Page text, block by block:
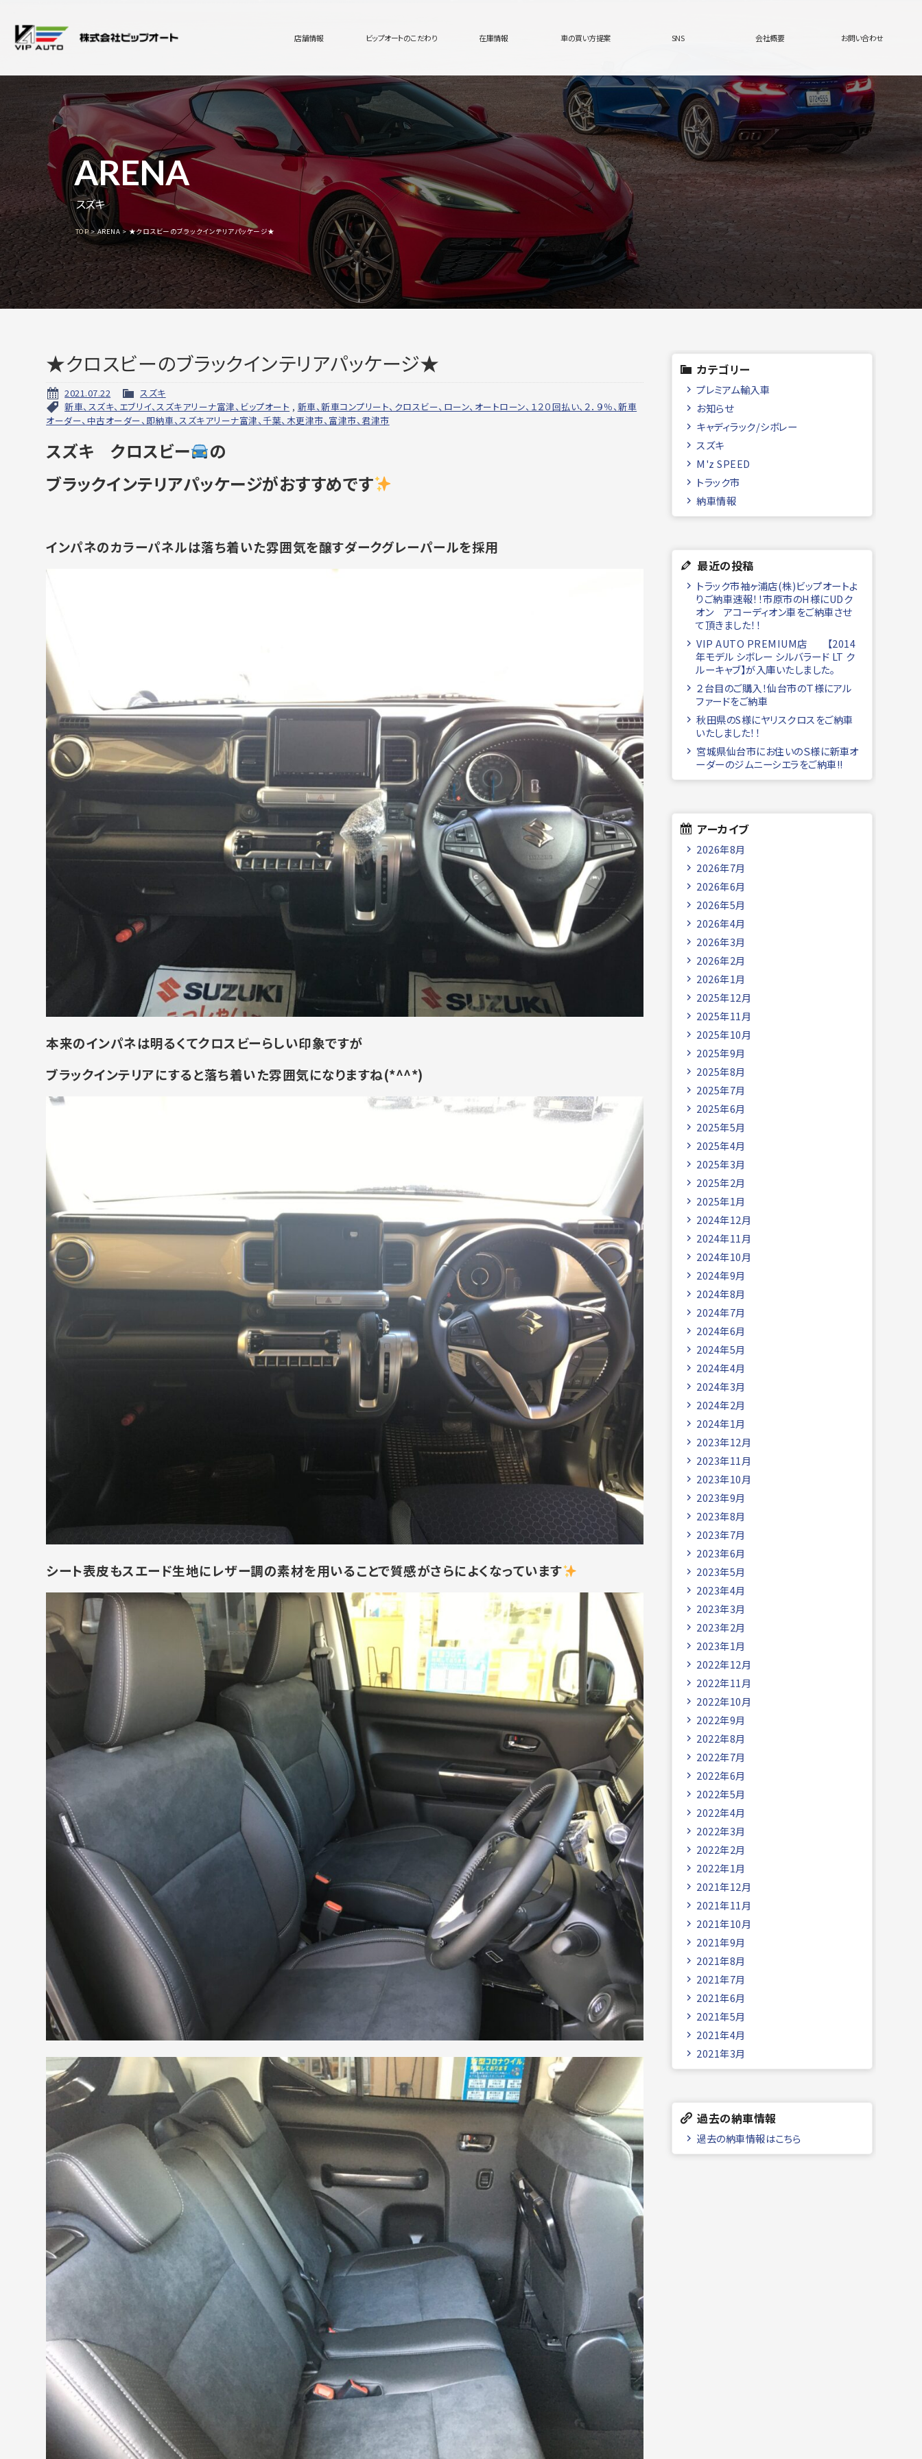
店舗情報 ビップオートのこだわり 在庫情報 車の買い方提案 SNS 会社概要 お問い合わせ
ARENA
スズキ
TOP ARENA ★クロスビーのブラックインテリアパッケージ★
★クロスビーのブラックインテリアパッケージ★
2021.07.22
スズキ
新車、スズキ、エブリイ、スズキアリーナ富津、ビップオート , 新車、新車コンプリート、クロスビー、ローン、オートローン、１２０回払い、２．９％、新車
オーダー、中古オーダー、即納車、スズキアリーナ富津、千葉、木更津市、富津市、君津市
スズキ クロスビー
の
ブラックインテリアパッケージがおすすめです
インパネのカラーパネルは落ち着いた雰囲気を醸すダークグレーパールを採用
本来のインパネは明るくてクロスビーらしい印象ですが
ブラックインテリアにすると落ち着いた雰囲気になりますね(*^^*)
シート表皮もスエード生地にレザー調の素材を用いることで質感がさらによくなっています
カテゴリー
プレミアム輸入車
お知らせ
キャディラック/シボレー
スズキ
M'z SPEED
トラック市
納車情報
最近の投稿
トラック市袖ヶ浦店(株)ビップオートよ
りご納車速報！！市原市のH様にUDク
オン アコーディオン車をご納車させ
て頂きました！！
VIP AUTO PREMIUM店 【2014
年モデル シボレー シルバラード LT ク
ルーキャブ】が入庫いたしました。
２台目のご購入！仙台市のＴ様にアル
ファードをご納車
秋田県のS様にヤリスクロスをご納車
いたしました！！
宮城県仙台市にお住いのＳ様に新車オ
ーダーのジムニーシエラをご納車!!
アーカイブ
2026年8月
2026年7月
2026年6月
2026年5月
2026年4月
2026年3月
2026年2月
2026年1月
2025年12月
2025年11月
2025年10月
2025年9月
2025年8月
2025年7月
2025年6月
2025年5月
2025年4月
2025年3月
2025年2月
2025年1月
2024年12月
2024年11月
2024年10月
2024年9月
2024年8月
2024年7月
2024年6月
2024年5月
2024年4月
2024年3月
2024年2月
2024年1月
2023年12月
2023年11月
2023年10月
2023年9月
2023年8月
2023年7月
2023年6月
2023年5月
2023年4月
2023年3月
2023年2月
2023年1月
2022年12月
2022年11月
2022年10月
2022年9月
2022年8月
2022年7月
2022年6月
2022年5月
2022年4月
2022年3月
2022年2月
2022年1月
2021年12月
2021年11月
2021年10月
2021年9月
2021年8月
2021年7月
2021年6月
2021年5月
2021年4月
2021年3月
過去の納車情報
過去の納車情報はこちら